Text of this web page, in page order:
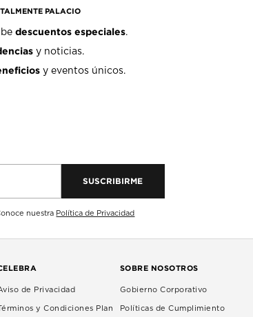
PALACIO
descuentos especiales.
y noticias.
y eventos únicos.
SUSCRIBIRME
nuestra Política de Privacidad
de Privacidad
y Condiciones Plan
SOBRE NOSOTROS
Gobierno Corporativo
Políticas de Cumplimiento